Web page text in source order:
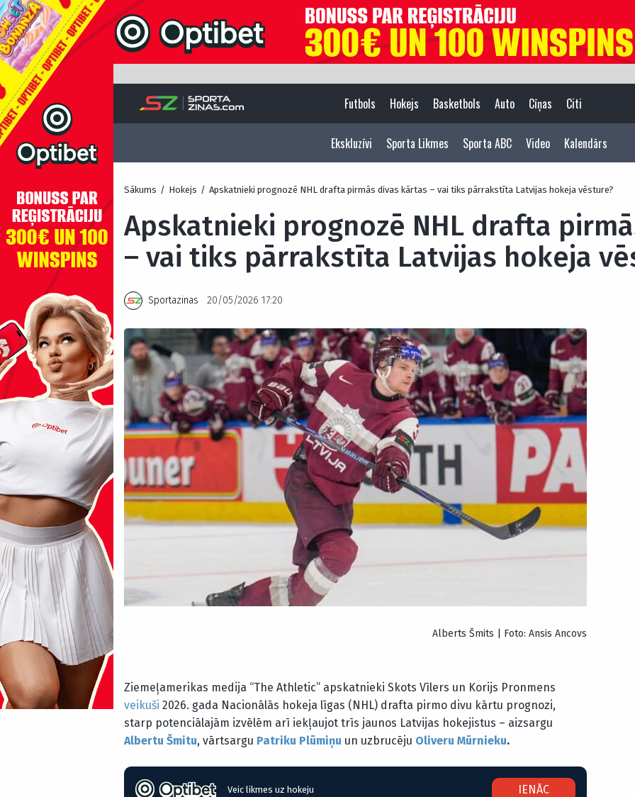
Futbols Hokejs Basketbols Auto Cīņas Citi
Ekskluzīvi Sporta Likmes Sporta ABC Video Kalendārs
Sākums / Hokejs / Apskatnieki prognozē NHL drafta pirmās divas kārtas – vai tiks pārrakstīta Latvijas hokeja vēsture?
Apskatnieki prognozē NHL drafta
– vai tiks pārrakstīta Latvijas hokeja
Sportazinas 20/05/2026 17:20
Alberts Šmits | Foto: Ansis Ancovs
Ziemeļamerikas medija “The Athletic” apskatnieki Skots Vīlers un Korijs Pronmens
veikuši 2026. gada Nacionālās hokeja līgas (NHL) drafta pirmo divu kārtu prognozi,
starp potenciālajām izvēlēm arī iekļaujot trīs jaunos Latvijas hokejistus – aizsargu
Albertu Šmitu, vārtsargu Patriku Plūmiņu un uzbrucēju Oliveru Mūrnieku.
Veic likmes uz hokeju IENĀC